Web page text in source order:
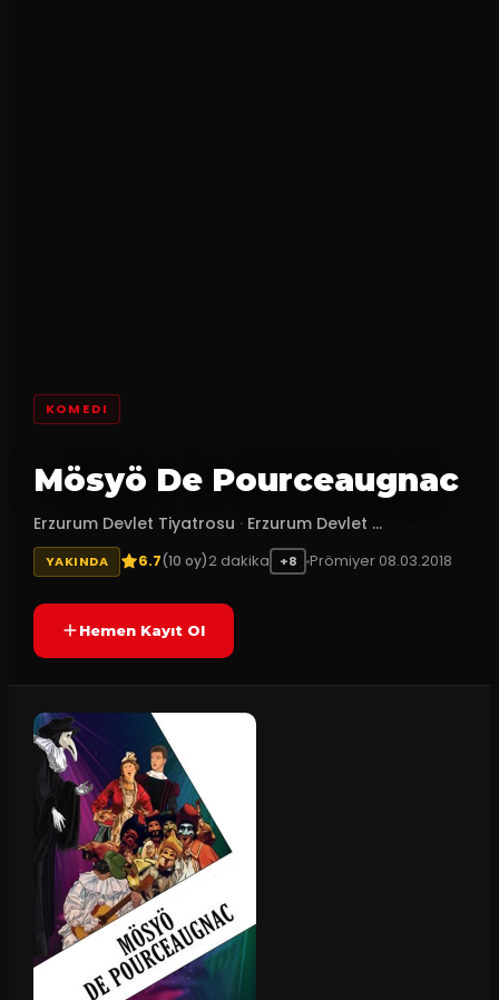
KOMEDI
Mösyö De Pourceaugnac
Erzurum Devlet Tiyatrosu · Erzurum Devlet ...
YAKINDA 6.7(10 oy)2 dakika +8 Prömiyer 08.03.2018
Hemen Kayıt Ol